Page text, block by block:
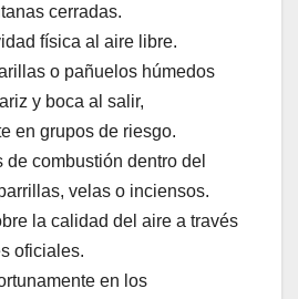
cerradas.
física al aire libre.
o pañuelos húmedos
y boca al salir,
en grupos de riesgo.
de combustión dentro del
velas o inciensos.
la calidad del aire a través
oficiales.
en los